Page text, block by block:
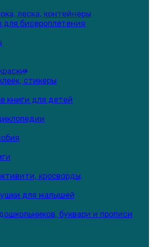
леска, контейнеры
для бисероплетения
стикеры
книги для детей
кросворды,
для малышей
буквари и прописи